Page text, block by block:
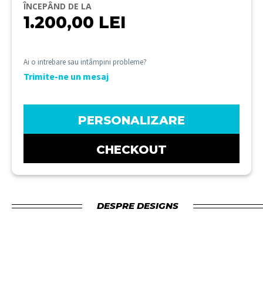
ÎNCEPÂND DE LA
1.200,00 LEI
Ai o intrebare sau intâmpini probleme?
Trimite-ne un mesaj
PERSONALIZARE
CHECKOUT
DESPRE DESIGNS